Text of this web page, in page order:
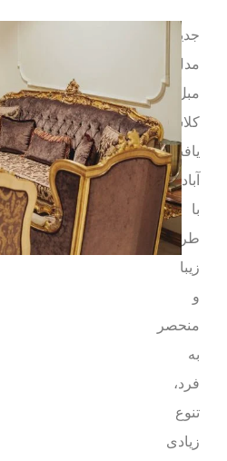
جدیدترین
مدل
مبل‌های
کلاسیک
یافت
آباد،
با
طراحی‌های
زیبا
و
منحصر
به
فرد،
تنوع
زیادی